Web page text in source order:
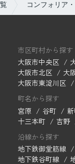
コンフォリア
市区町村から探す
大阪市中央区
大阪市北区
大
大阪市東淀川区
町名から探す
宮原
谷町
十三本町
吉野
沿線から探す
地下鉄御堂筋線
地下鉄谷町線